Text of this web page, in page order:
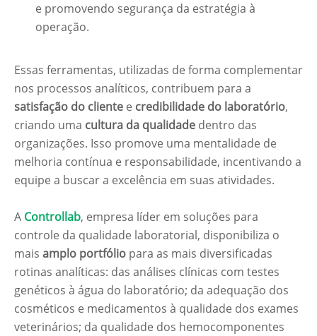
e promovendo segurança da estratégia à
operação.
Essas ferramentas, utilizadas de forma complementar
nos processos analíticos, contribuem para a
satisfação do cliente e credibilidade do laboratório,
criando uma cultura da qualidade dentro das
organizações. Isso promove uma mentalidade de
melhoria contínua e responsabilidade, incentivando a
equipe a buscar a excelência em suas atividades.
A Controllab, empresa líder em soluções para
controle da qualidade laboratorial, disponibiliza o
mais amplo portfólio para as mais diversificadas
rotinas analíticas: das análises clínicas com testes
genéticos à água do laboratório; da adequação dos
cosméticos e medicamentos à qualidade dos exames
veterinários; da qualidade dos hemocomponentes